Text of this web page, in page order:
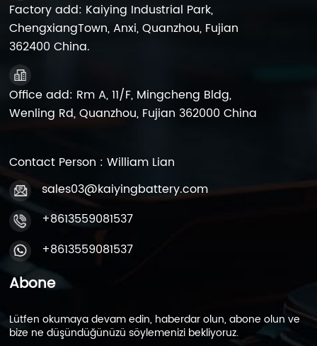
Factory add: Kaiying Industrial Park,
ChengxiangTown, Anxi, Quanzhou, Fujian
362400 China.
Office add: Rm A, 11/F, Mingcheng Bldg,
Wenling Rd, Quanzhou, Fujian 362000 China
Contact Person : William Lian
sales03@kaiyingbattery.com
+8613559081537
+8613559081537
Abone
Lütfen okumaya devam edin, haberdar olun, abone olun ve
bize ne düşündüğünüzü söylemenizi bekliyoruz.